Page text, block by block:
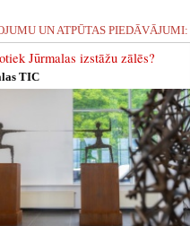
UN ATPŪTAS PIEDĀVĀJUMI:
Jūrmalas izstāžu zālēs?
TIC